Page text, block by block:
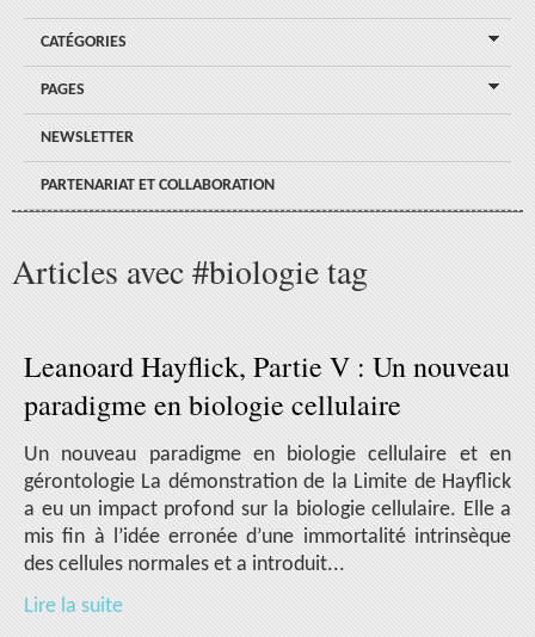
CATÉGORIES
PAGES
NEWSLETTER
PARTENARIAT ET COLLABORATION
Articles avec #biologie tag
Leanoard Hayflick, Partie V : Un nouveau
paradigme en biologie cellulaire
Un nouveau paradigme en biologie cellulaire et en
gérontologie La démonstration de la Limite de Hayflick
a eu un impact profond sur la biologie cellulaire. Elle a
mis fin à l’idée erronée d’une immortalité intrinsèque
des cellules normales et a introduit...
Lire la suite